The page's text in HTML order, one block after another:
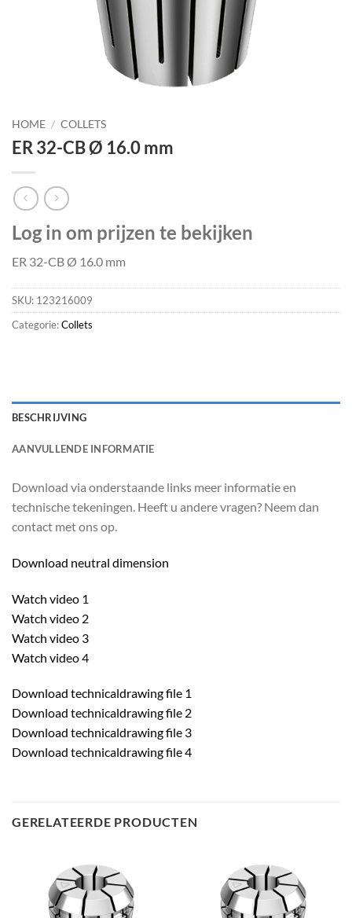
HOME / COLLETS
ER 32-CB Ø 16.0 mm
Log in om prijzen te bekijken
ER 32-CB Ø 16.0 mm
SKU: 123216009
Categorie:Collets
BESCHRIJVING
AANVULLENDE INFORMATIE
Download via onderstaande links meer informatie en
technische tekeningen. Heeft u andere vragen? Neem dan
contact met ons op.
Download neutral dimension
Watch video 1
Watch video 2
Watch video 3
Watch video 4
Download technicaldrawing file 1
Download technicaldrawing file 2
Download technicaldrawing file 3
Download technicaldrawing file 4
GERELATEERDE PRODUCTEN